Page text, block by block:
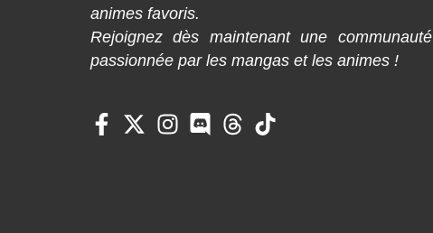
animes favoris.
Rejoignez dès maintenant une communauté
passionnée par les mangas et les animes !